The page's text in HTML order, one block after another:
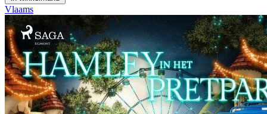
Vlaams